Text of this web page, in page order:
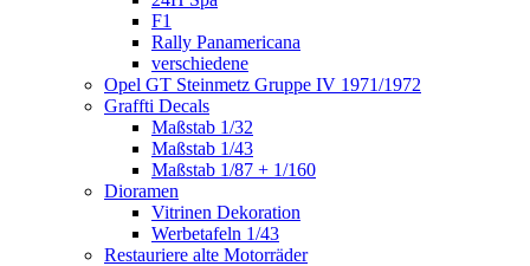
F1
Rally Panamericana
verschiedene
Opel GT Steinmetz Gruppe IV 1971/1972
Graffti Decals
Maßstab 1/32
Maßstab 1/43
Maßstab 1/87 + 1/160
Dioramen
Vitrinen Dekoration
Werbetafeln 1/43
Restauriere alte Motorräder